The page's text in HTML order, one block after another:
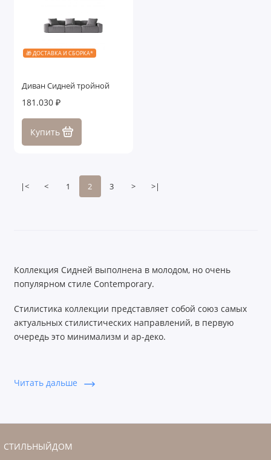
🎁 ДОСТАВКА И СБОРКА*
Диван Сидней тройной
181.030 ₽
Купить
|< < 1 2 3 > >|
Коллекция Сидней выполнена в молодом, но очень
популярном стиле Contemporary.
Стилистика коллекции представляет собой союз самых
актуальных стилистических направлений, в первую
очередь это минимализм и ар-деко.
матовым серо-коричневым цветом и яркими ручками из
Читать дальше
СТИЛЬНЫЙДОМ